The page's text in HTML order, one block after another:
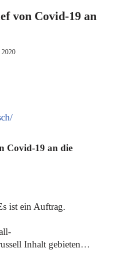
von Covid-19 an
Covid-19 an die
ist ein Auftrag.
Inhalt gebieten…